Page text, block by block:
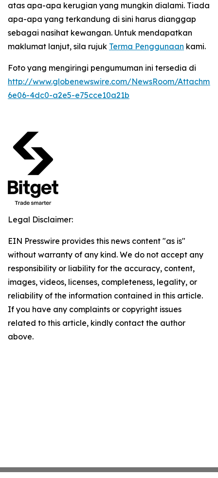
atas apa-apa kerugian yang mungkin dialami. Tiada
apa-apa yang terkandung di sini harus dianggap
sebagai nasihat kewangan. Untuk mendapatkan
maklumat lanjut, sila rujuk Terma Penggunaan kami.
Foto yang mengiringi pengumuman ini tersedia di
http://www.globenewswire.com/NewsRoom/
6e06-4dc0-a2e5-e75cce10a21b
Legal Disclaimer:
EIN Presswire provides this news content "as is"
without warranty of any kind. We do not accept any
responsibility or liability for the accuracy, content,
images, videos, licenses, completeness, legality, or
reliability of the information contained in this article.
If you have any complaints or copyright issues
related to this article, kindly contact the author
above.